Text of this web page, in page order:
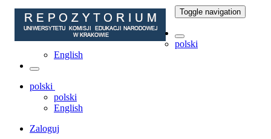
Toggle navigation
polski
English
polski
polski
English
Zaloguj